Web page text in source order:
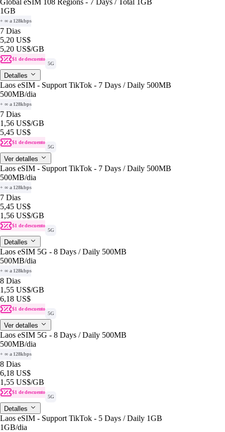
1GB
+ ∞ a 128kbps
7 Dias
5,20 US$
5,20 US$/GB
$1 de descuento
5G
Detalles
Laos eSIM - Support TikTok - 7 Days / Daily 500MB
500MB/dia
+ ∞ a 128kbps
7 Dias
1,56 US$/GB
5,45 US$
$1 de descuento
5G
Ver detalles
Laos eSIM - Support TikTok - 7 Days / Daily 500MB
500MB/dia
+ ∞ a 128kbps
7 Dias
5,45 US$
1,56 US$/GB
$1 de descuento
5G
Detalles
Laos eSIM 5G - 8 Days / Daily 500MB
500MB/dia
+ ∞ a 128kbps
8 Dias
1,55 US$/GB
6,18 US$
$1 de descuento
5G
Ver detalles
Laos eSIM 5G - 8 Days / Daily 500MB
500MB/dia
+ ∞ a 128kbps
8 Dias
6,18 US$
1,55 US$/GB
$1 de descuento
5G
Detalles
Laos eSIM - Support TikTok - 5 Days / Daily 1GB
1GB/dia